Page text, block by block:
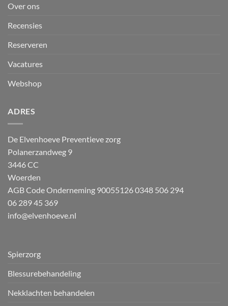
Over ons
Recensies
Reserveren
Vacatures
Webshop
ADRES
De Elvenhoeve Preventieve zorg
Polanerzandweg 9
3446 CC
Woerden
AGB Code Onderneming 900551260348 506 294
06 289 45 369
info@elvenhoeve.nl
Spierzorg
Blessurebehandeling
Nekklachten behandelen